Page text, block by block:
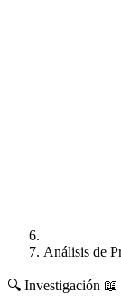
Análisis de
🔍 Investigación 📖